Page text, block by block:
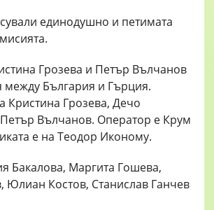
единодушно и петимата
Грозева и Петър Вълчанов
между България и Гърция.
Кристина Грозева, Дечо
Вълчанов. Оператор е Крум
е на Теодор Иконому.
Бакалова, Маргита Гошева,
Юлиан Костов, Станислав Ганчев